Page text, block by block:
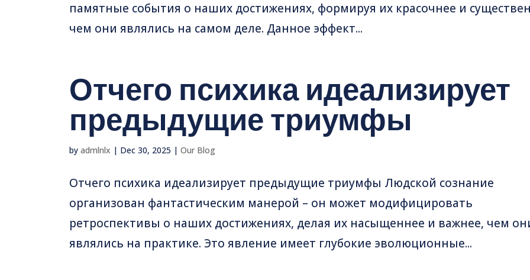
памятные события о наших достижениях, формируя их красочнее и
чем они являлись на самом деле. Данное эффект...
Отчего психика идеализирует
предыдущие триумфы
by admlnlx | Dec 30, 2025 | Our Blog
Отчего психика идеализирует предыдущие триумфы Людской сознание
организован фантастическим манерой – он может модифицировать
ретроспективы о наших достижениях, делая их насыщеннее и важнее, чем
являлись на практике. Это явление имеет глубокие эволюционные...